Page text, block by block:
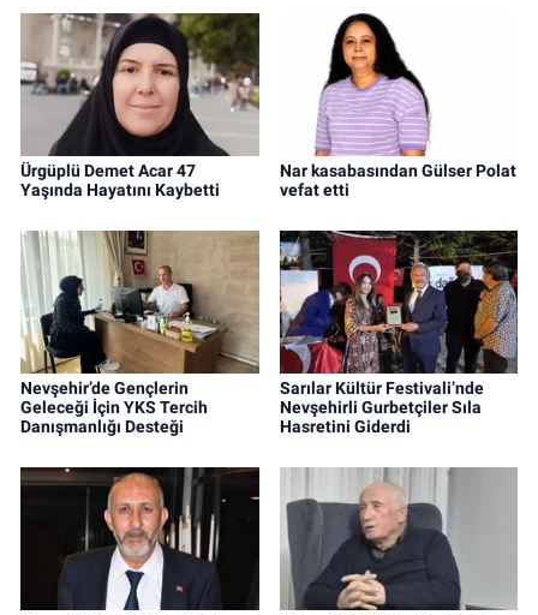
Ürgüplü Demet Acar 47
Yaşında Hayatını Kaybetti
Nar kasabasından Gülser Polat
vefat etti
Nevşehir’de Gençlerin
Geleceği İçin YKS Tercih
Danışmanlığı Desteği
Sarılar Kültür Festivali’nde
Nevşehirli Gurbetçiler Sıla
Hasretini Giderdi